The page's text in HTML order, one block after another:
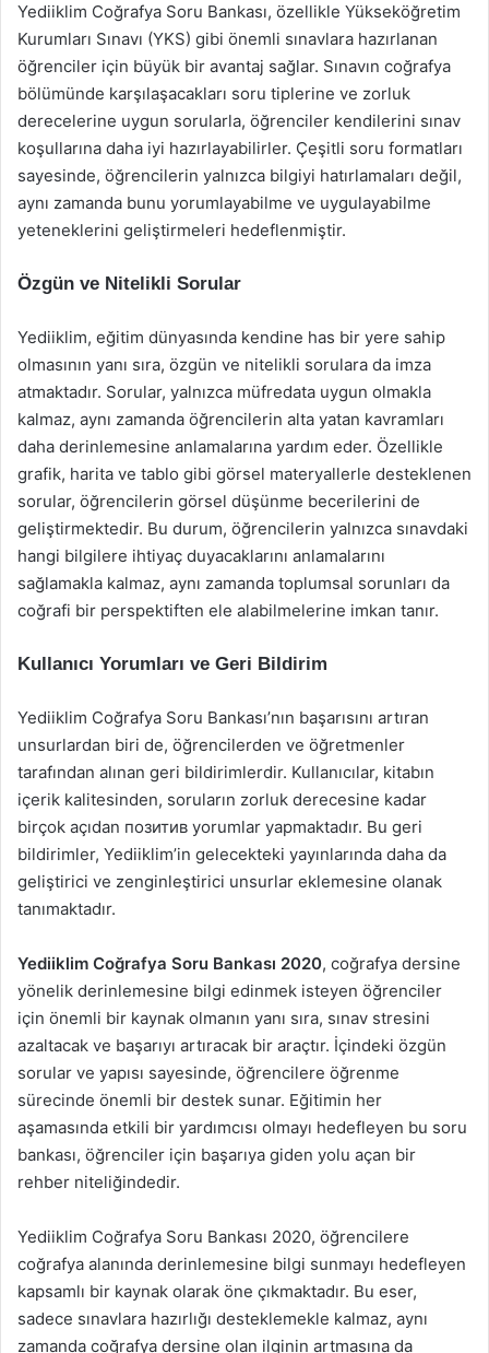
Yediiklim Coğrafya Soru Bankası, özellikle Yükseköğretim
Kurumları Sınavı (YKS) gibi önemli sınavlara hazırlanan
öğrenciler için büyük bir avantaj sağlar. Sınavın coğrafya
bölümünde karşılaşacakları soru tiplerine ve zorluk
derecelerine uygun sorularla, öğrenciler kendilerini sınav
koşullarına daha iyi hazırlayabilirler. Çeşitli soru formatları
sayesinde, öğrencilerin yalnızca bilgiyi hatırlamaları değil,
aynı zamanda bunu yorumlayabilme ve uygulayabilme
yeteneklerini geliştirmeleri hedeflenmiştir.
Özgün ve Nitelikli Sorular
Yediiklim, eğitim dünyasında kendine has bir yere sahip
olmasının yanı sıra, özgün ve nitelikli sorulara da imza
atmaktadır. Sorular, yalnızca müfredata uygun olmakla
kalmaz, aynı zamanda öğrencilerin alta yatan kavramları
daha derinlemesine anlamalarına yardım eder. Özellikle
grafik, harita ve tablo gibi görsel materyallerle desteklenen
sorular, öğrencilerin görsel düşünme becerilerini de
geliştirmektedir. Bu durum, öğrencilerin yalnızca sınavdaki
hangi bilgilere ihtiyaç duyacaklarını anlamalarını
sağlamakla kalmaz, aynı zamanda toplumsal sorunları da
coğrafi bir perspektiften ele alabilmelerine imkan tanır.
Kullanıcı Yorumları ve Geri Bildirim
Yediiklim Coğrafya Soru Bankası’nın başarısını artıran
unsurlardan biri de, öğrencilerden ve öğretmenler
tarafından alınan geri bildirimlerdir. Kullanıcılar, kitabın
içerik kalitesinden, soruların zorluk derecesine kadar
birçok açıdan позитив yorumlar yapmaktadır. Bu geri
bildirimler, Yediiklim’in gelecekteki yayınlarında daha da
geliştirici ve zenginleştirici unsurlar eklemesine olanak
tanımaktadır.
Yediiklim Coğrafya Soru Bankası 2020, coğrafya dersine
yönelik derinlemesine bilgi edinmek isteyen öğrenciler
için önemli bir kaynak olmanın yanı sıra, sınav stresini
azaltacak ve başarıyı artıracak bir araçtır. İçindeki özgün
sorular ve yapısı sayesinde, öğrencilere öğrenme
sürecinde önemli bir destek sunar. Eğitimin her
aşamasında etkili bir yardımcısı olmayı hedefleyen bu soru
bankası, öğrenciler için başarıya giden yolu açan bir
rehber niteliğindedir.
Yediiklim Coğrafya Soru Bankası 2020, öğrencilere
coğrafya alanında derinlemesine bilgi sunmayı hedefleyen
kapsamlı bir kaynak olarak öne çıkmaktadır. Bu eser,
sadece sınavlara hazırlığı desteklemekle kalmaz, aynı
zamanda coğrafya dersine olan ilginin artmasına da